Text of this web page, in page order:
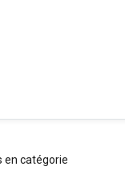
en catégorie